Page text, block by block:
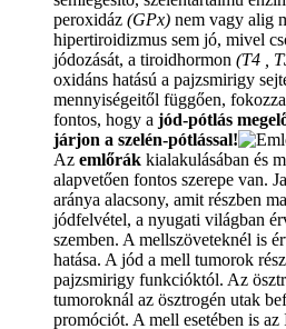
peroxidáz (GPx) nem vagy alig
hipertiroidizmus sem jó, mivel
jódozását, a tiroidhormon (T4 ,
oxidáns hatású a pajzsmirigy
mennyiségeitől függően,
fontos, hogy a jód-pótlás
járjon a szelén-pótlással!
Az emlőrák kialakulásában és
alapvetően fontos szerepe van.
aránya alacsony, amit részben
jódfelvétel, a nyugati világban
szemben. A mellszöveteknél is
hatása. A jód a mell tumorok
pajzsmirigy funkcióktól. Az
tumoroknál az ösztrogén utak
promóciót. A mell esetében is